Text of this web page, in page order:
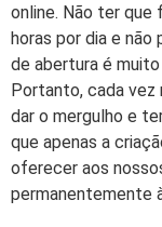
online. Não ter que
horas por dia e não
de abertura é
Portanto, cada vez
dar o mergulho e
que apenas a
oferecer aos
permanentemente